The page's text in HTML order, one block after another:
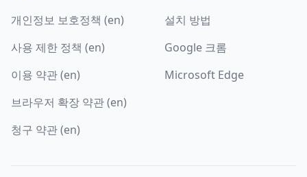
개인정보 보호정책 (en)
사용 제한 정책 (en)
이용 약관 (en)
브라우저 확장 약관 (en)
청구 약관 (en)
설치 방법
Google 크롬
Microsoft Edge